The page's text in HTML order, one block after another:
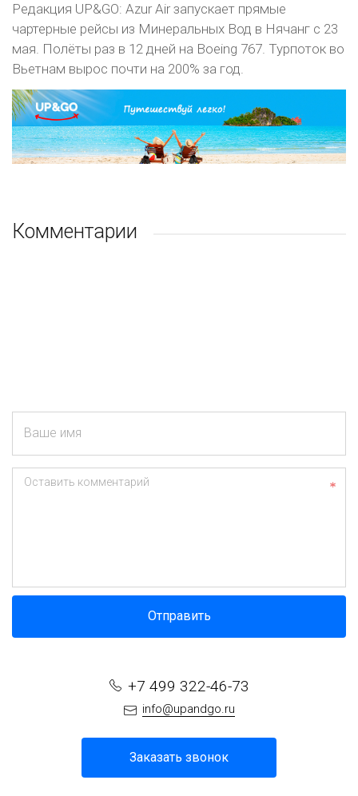
Редакция UP&GO: Azur Air запускает прямые
чартерные рейсы из Минеральных Вод в Нячанг с 23
мая. Полёты раз в 12 дней на Boeing 767. Турпоток во
Вьетнам вырос почти на 200% за год.
Комментарии
Ваше имя
Оставить комментарий
Отправить
+7 499 322-46-73
info@upandgo.ru
Заказать звонок